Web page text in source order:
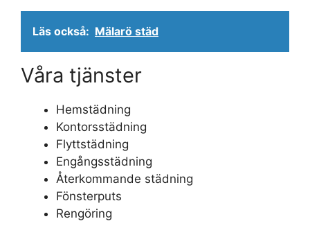
Läs också: Mälarö städ
Våra tjänster
Hemstädning
Kontorsstädning
Flyttstädning
Engångsstädning
Återkommande städning
Fönsterputs
Rengöring